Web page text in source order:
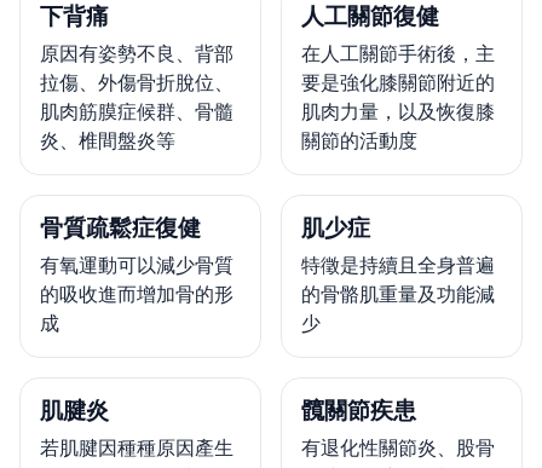
下背痛
原因有姿勢不良、背部
拉傷、外傷骨折脫位、
肌肉筋膜症候群、骨髓
炎、椎間盤炎等
人工關節復健
在人工關節手術後，主
要是強化膝關節附近的
肌肉力量，以及恢復膝
關節的活動度
骨質疏鬆症復健
有氧運動可以減少骨質
的吸收進而增加骨的形
成
肌少症
特徵是持續且全身普遍
的骨骼肌重量及功能減
少
肌腱炎
若肌腱因種種原因產生
髖關節疾患
有退化性關節炎、股骨